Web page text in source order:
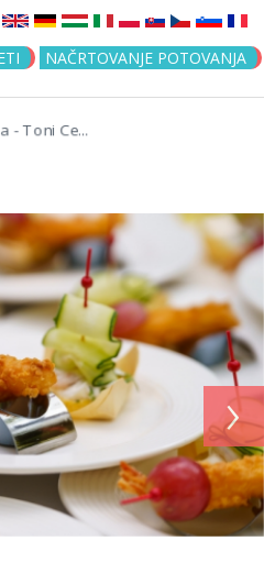
navigation
NAČRTOVANJE POTOVANJA
- Toni Ce...
›